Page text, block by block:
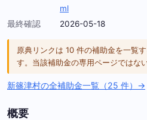
ml
最終確認
2026-05-18
原典リンクは 10 件の補助金を一覧
す。当該補助金の専用ページではな
新篠津村の全補助金一覧（25 件）→
概要